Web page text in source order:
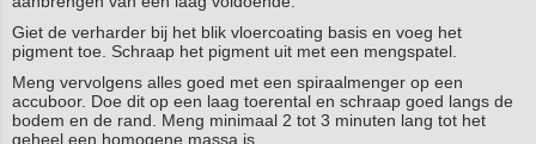
Giet de verharder bij het blik vloercoating basis en voeg het
pigment toe. Schraap het pigment uit met een mengspatel.
Meng vervolgens alles goed met een spiraalmenger op een
accuboor. Doe dit op een laag toerental en schraap goed langs de
bodem en de rand. Meng minimaal 2 tot 3 minuten lang tot het
geheel een homogene massa is.